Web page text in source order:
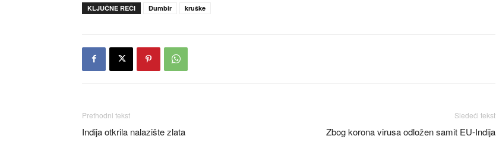
KLJUČNE REČI Đumbir kruške
Prethodni tekst
Indija otkrila nalazište zlata
Sledeći tekst
Zbog korona virusa odložen samit EU-Indija